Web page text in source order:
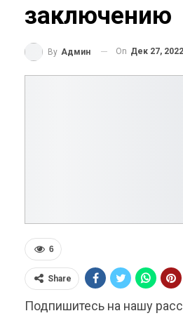
заключению
By Админ On Дек 27, 2022
6
Share
Подпишитесь на нашу